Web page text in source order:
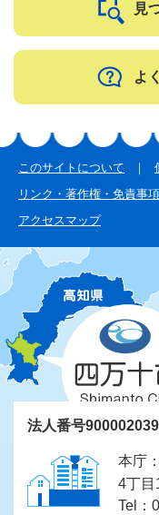
見
よ
このサイトについて
リンク・著作権・免責事項
アクセスマップ
法人番号
本庁
4丁目
Tel：